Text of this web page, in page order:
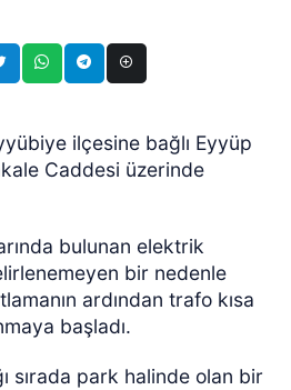
ilçesine bağlı Eyyüp
Caddesi üzerinde
bulunan elektrik
bir nedenle
ardından trafo kısa
başladı.
sırada park halinde olan bir